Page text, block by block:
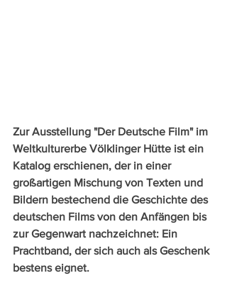
Zur Ausstellung "Der Deutsche Film" im
Weltkulturerbe Völklinger Hütte ist ein
Katalog erschienen, der in einer
großartigen Mischung von Texten und
Bildern bestechend die Geschichte des
deutschen Films von den Anfängen bis
zur Gegenwart nachzeichnet: Ein
Prachtband, der sich auch als Geschenk
bestens eignet.